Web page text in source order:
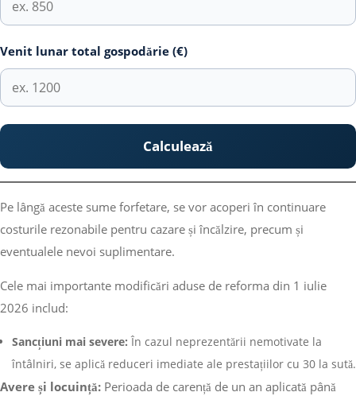
Venit lunar total gospodărie (€)
Calculează
Pe lângă aceste sume forfetare, se vor acoperi în continuare
costurile rezonabile pentru cazare și încălzire, precum și
eventualele nevoi suplimentare.
Cele mai importante modificări aduse de reforma din 1 iulie
2026 includ:
Sancțiuni mai severe: În cazul neprezentării nemotivate la
întâlniri, se aplică reduceri imediate ale prestațiilor cu 30 la sută.
Avere și locuință: Perioada de carență de un an aplicată până